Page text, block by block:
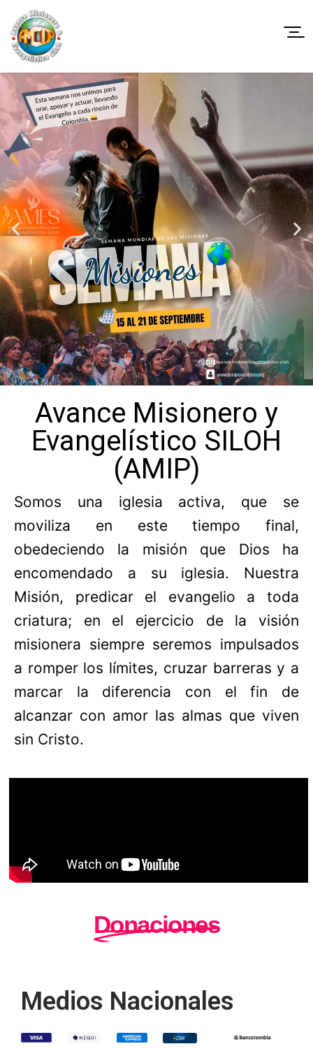
Avance Misionero y
Evangelístico SILOH
(AMIP)
Somos una iglesia activa, que se
moviliza en este tiempo final,
obedeciendo la misión que Dios ha
encomendado a su iglesia. Nuestra
Misión, predicar el evangelio a toda
criatura; en el ejercicio de la visión
misionera siempre seremos impulsados
a romper los límites, cruzar barreras y a
marcar la diferencia con el fin de
alcanzar con amor las almas que viven
sin Cristo.
Donaciones
Medios Nacionales